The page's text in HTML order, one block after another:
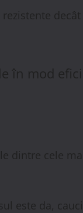
în mod
dintre cele
este da,